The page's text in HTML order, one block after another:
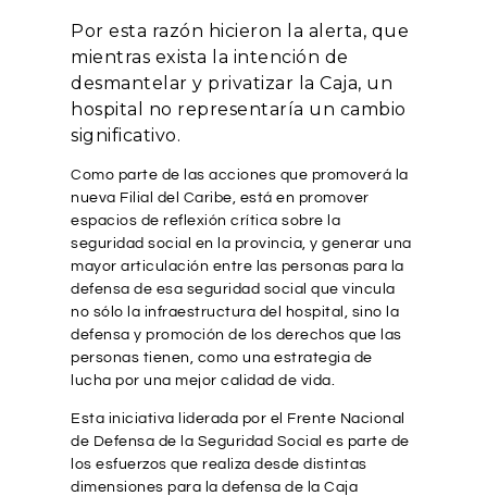
Por esta razón hicieron la alerta, que
mientras exista la intención de
desmantelar y privatizar la Caja, un
hospital no representaría un cambio
significativo.
Como parte de las acciones que promoverá la
nueva Filial del Caribe, está en promover
espacios de reflexión crítica sobre la
seguridad social en la provincia, y generar una
mayor articulación entre las personas para la
defensa de esa seguridad social que vincula
no sólo la infraestructura del hospital, sino la
defensa y promoción de los derechos que las
personas tienen, como una estrategia de
lucha por una mejor calidad de vida.
Esta iniciativa liderada por el Frente Nacional
de Defensa de la Seguridad Social es parte de
los esfuerzos que realiza desde distintas
dimensiones para la defensa de la Caja